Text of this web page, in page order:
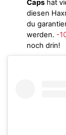
Caps hat
diesen
du
werden. -
noch drin!